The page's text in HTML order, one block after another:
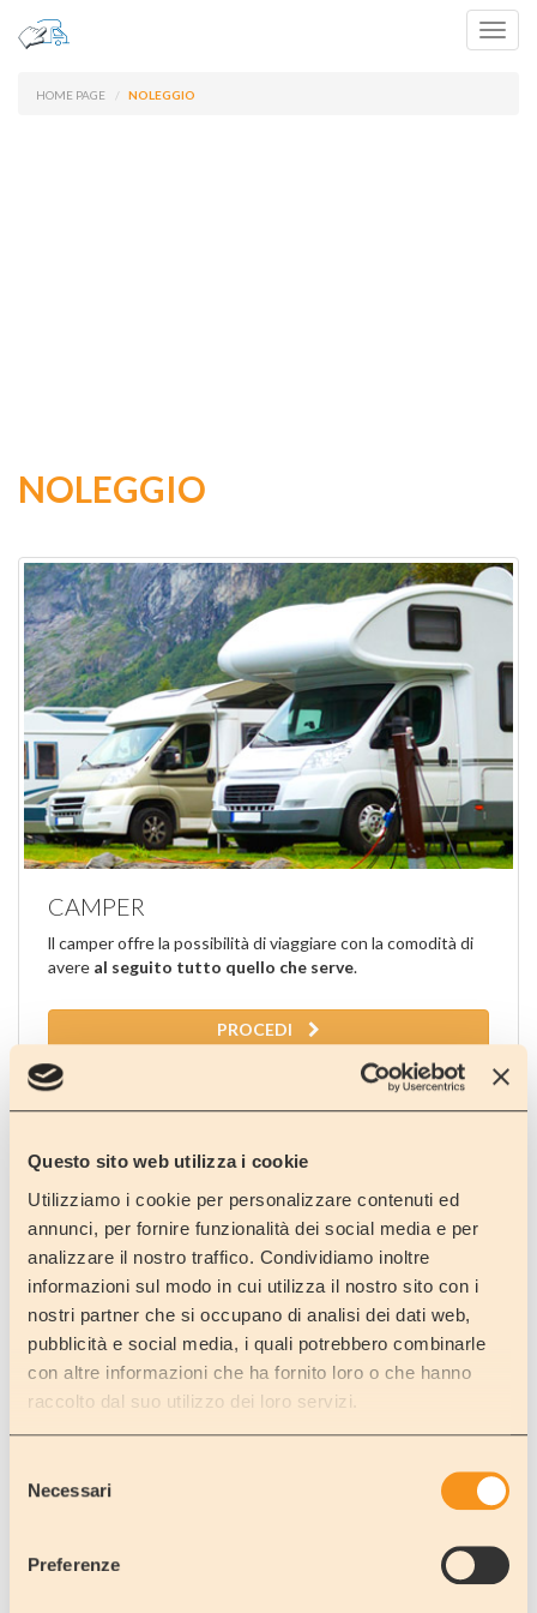
Questo sito web utilizza i cookie
Utilizziamo i cookie per personalizzare contenuti ed
annunci, per fornire funzionalità dei social media e per
analizzare il nostro traffico. Condividiamo inoltre
informazioni sul modo in cui utilizza il nostro sito con i
nostri partner che si occupano di analisi dei dati web,
pubblicità e social media, i quali potrebbero combinarle
con altre informazioni che ha fornito loro o che hanno
raccolto dal suo utilizzo dei loro servizi.
delNecessari
Preferenze
HOME PAGE NOLEGGIO
NOLEGGIO
CAMPER
ll camper offre la possibilità di viaggiare con la comodità di
avere al seguito tutto quello che serve.
PROCEDI
Con un auto potrete andare alla
ricerca di città e paesi